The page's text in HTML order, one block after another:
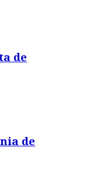
de
de